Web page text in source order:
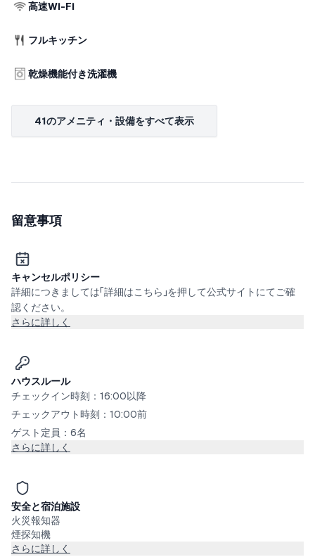
高速Wi-Fi
フルキッチン
乾燥機能付き洗濯機
41のアメニティ・設備をすべて表示
留意事項
キャンセルポリシー
詳細につきましては「詳細はこちら」を押して公式サイトにてご確
認ください。
さらに詳しく
ハウスルール
チェックイン時刻：16:00以降
チェックアウト時刻：10:00前
ゲスト定員：6名
さらに詳しく
安全と宿泊施設
火災報知器
煙探知機
さらに詳しく